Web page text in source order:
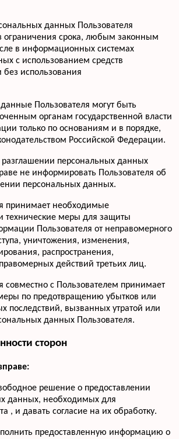
данных Пользователя
ограничения срока, любым законным
в информационных системах
с использованием средств
использования
Пользователя могут быть
органам государственной власти
только по основаниям и в порядке,
Российской Федерации.
разглашении персональных данных
не информировать Пользователя об
персональных данных.
принимает необходимые
технические меры для защиты
Пользователя от неправомерного
уничтожения, изменения,
распространения,
действий третьих лиц.
совместно с Пользователем принимает
по предотвращению убытков или
последствий, вызванных утратой или
данных Пользователя.
сторон
решение о предоставлении
данных, необходимых для
, и давать согласие на их обработку.
предоставленную информацию о